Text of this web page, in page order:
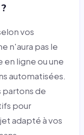
vos
n'aura pas le
ligne ou une
automatisées.
partons de
pour
adapté à vos